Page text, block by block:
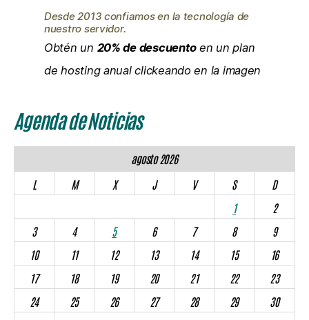
Desde 2013 confiamos en la tecnología de
nuestro servidor.
Obtén un 20% de descuentoen un plan
de hosting anual clickeando en la imagen
Agenda de Noticias
agosto 2026
L
M X J V S
D
1
2
3
4 5 6 7 8
9
10
11 12 13 14 15
16
17
18 19 20 21 22
23
24
25 26 27 28 29
30